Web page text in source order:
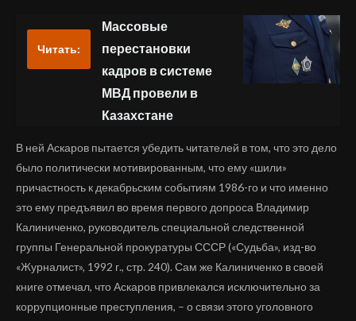
Читать:
Массовые
перестановки
кадров в системе
МВД провели в
Казахстане
В ней Аскаров пытается убедить читателей в том, что это дело
было политически мотивированным, что ему «шили»
причастность к декабрьским событиям 1986-го и что именно
это ему предъявил во время первого допроса Владимир
Калиниченко, руководитель специальной следственной
группы Генеральной прокуратуры СССР («Судьба», изд-во
«Журналист», 1992 г., стр. 240). Сам же Калиниченко в своей
книге отмечал, что Аскаров привлекался исключительно за
коррупционные преступления, – о связи этого уголовного